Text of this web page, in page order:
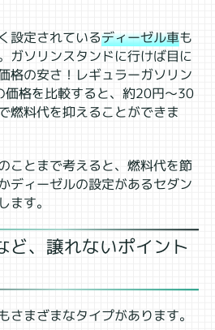
設定されているディーゼル車も
ガソリンスタンドに行けば目に
格の安さ！レギュラーガソリン
価格を比較すると、約20円～30
燃料代を抑えることができま
ことまで考えると、燃料代を節
ディーゼルの設定があるセダン
ます。
ど、譲れないポイント
さまざまなタイプがあります。